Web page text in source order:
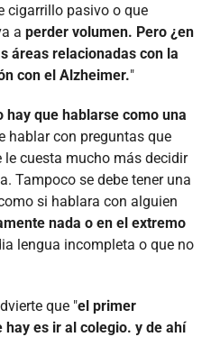
cigarrillo pasivo o que
a perder volumen. Pero ¿en
áreas relacionadas con la
con el Alzheimer."
hay que hablarse como una
hablar con preguntas que
cuesta mucho más decidir
Tampoco se debe tener una
si hablara con alguien
nada o en el extremo
lengua incompleta o que no
que "el primer
es ir al colegio. y de ahí